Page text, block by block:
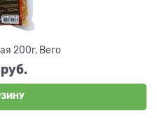
200г, Вего
руб.